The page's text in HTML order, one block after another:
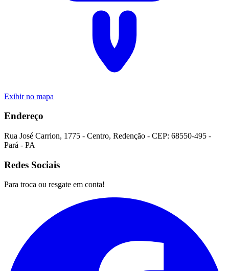
Exibir no mapa
Endereço
Rua José Carrion, 1775 - Centro, Redenção - CEP: 68550-495 -
Pará - PA
Redes Sociais
Para troca ou resgate em conta!